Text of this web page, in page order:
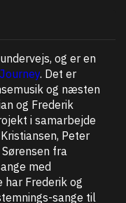
og er en
. Det er
og næsten
og Frederik
i samarbejde
Peter
fra
med
Frederik og
sange til